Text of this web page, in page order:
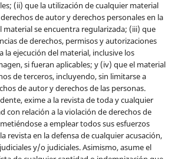
(ii) que la utilización de cualquier material
de autor y derechos personales en la
material se encuentra regularizada; (iii) que
de derechos, permisos y autorizaciones
la ejecución del material, inclusive los
si fueran aplicables; y (iv) que el material
de terceros, incluyendo, sin limitarse a
de autor y derechos de las personas.
exime a la revista de toda y cualquier
con relación a la violación de derechos de
a emplear todos sus esfuerzos
revista en la defensa de cualquier acusación,
y/o judiciales. Asimismo, asume el